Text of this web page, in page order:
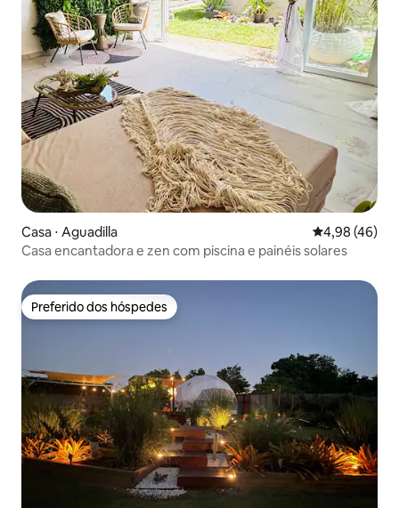
Casa ⋅ Aguadilla 4,98 de uma
4,98 (46)
Casa encantadora e zen com piscina e painéis solares
Preferido dos hóspedes
Preferido dos hóspedes